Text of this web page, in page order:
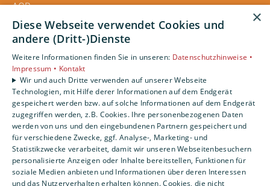
AGB
Unsere Bereiche
Gewerbekunden
Karriere
Unternehmen
Kontakt
×
Diese Webseite verwendet Cookies und
andere (Dritt-)Dienste
Weitere Informationen finden Sie in unseren: Datenschutzhinweise •
Impressum • Kontakt
Wir und auch Dritte verwenden auf unserer Webseite
Technologien, mit Hilfe derer Informationen auf dem Endgerät
gespeichert werden bzw. auf solche Informationen auf dem Endgerät
zugegriffen werden, z.B. Cookies. Ihre personenbezogenen Daten
werden von uns und den eingebundenen Partnern gespeichert und
für verschiedene Zwecke, ggf. Analyse-, Marketing- und
Statistikzwecke verarbeitet, damit wir unseren Webseitenbesuchern
personalisierte Anzeigen oder Inhalte bereitstellen, Funktionen für
soziale Medien anbieten und Informationen über deren Interessen
und das Nutzerverhalten erhalten können. Cookies, die nicht